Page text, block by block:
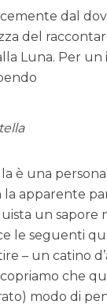
dal
del
Luna. Per un
è una
la apparente
un sapore
le seguenti
– un catino
che
modo di